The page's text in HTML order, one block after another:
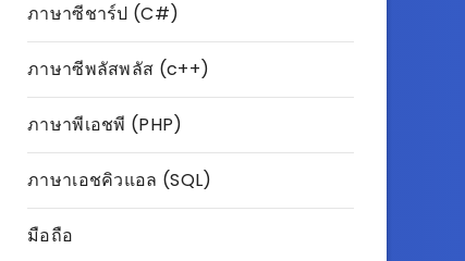
ภาษาซีชาร์ป (C#)
ภาษาซีพลัสพลัส (c++)
ภาษาพีเอชพี (PHP)
ภาษาเอชคิวแอล (SQL)
มือถือ